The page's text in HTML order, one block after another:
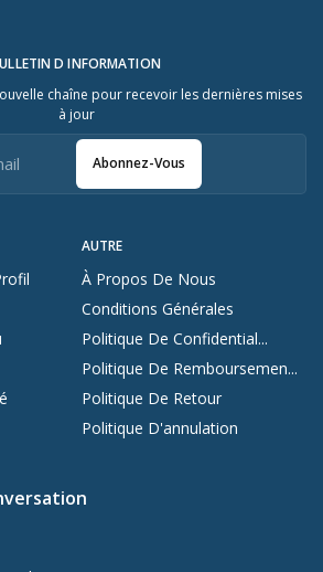
AUTRE
À Propos De Nous
Conditions Générales
Politique De Confidential...
Politique De Remboursemen...
Politique De Retour
Politique D'annulation
D INFORMATION
chaîne pour recevoir les dernières mises
à jour
Abonnez-Vous